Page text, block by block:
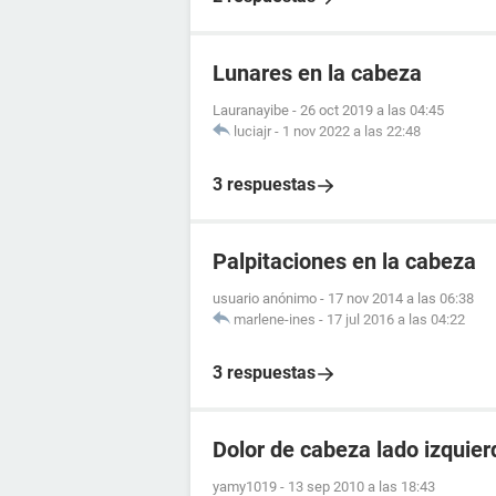
Lunares en la cabeza
Lauranayibe - 26 oct 2019 a las 04:45
luciajr - 1 nov 2022 a las 22:48
3 respuestas
Palpitaciones en la cabeza
usuario anónimo - 17 nov 2014 a las 06:38
marlene-ines - 17 jul 2016 a las 04:22
3 respuestas
Dolor de cabeza lado
yamy1019 - 13 sep 2010 a las 18:43